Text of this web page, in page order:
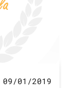
09/01/2019